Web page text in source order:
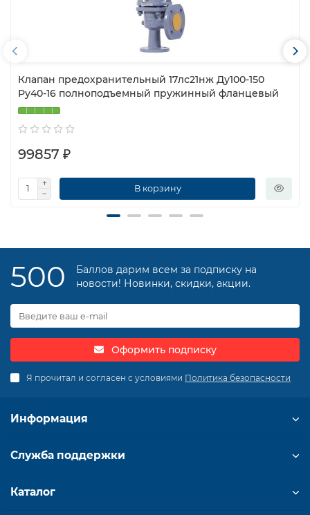
Клапан предохранительный 17лс21нж Ду100-150
Ру40-16 полноподъемный пружинный фланцевый
99857 ₽
В корзину
500
Баллов дарим всем за подписку на
новости! Новинки, скидки, акции.
Оформить подписку
Я прочитал и согласен с условиями Политика безопасности
Информация
Служба поддержки
Каталог